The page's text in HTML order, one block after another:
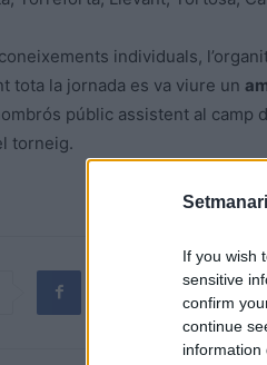
If you wish
sensitive
confirm
continue
information
individuals,
tota la jornada es va viure un
públic assistent al camp
torneig.